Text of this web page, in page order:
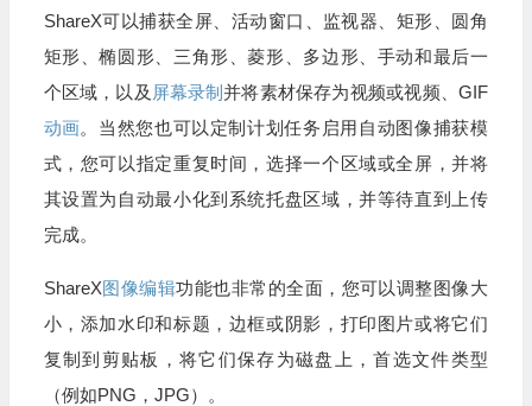
ShareX可以捕获全屏、活动窗口、监视器、矩形、圆角
矩形、椭圆形、三角形、菱形、多边形、手动和最后一
个区域，以及 屏幕录制 并将素材保存为视频或视频、GIF
动画。当然您也可以定制计划任务启用自动图像捕获模
式，您可以指定重复时间，选择一个区域或全屏，并将
其设置为自动最小化到系统托盘区域，并等待直到上传
完成。
ShareX图像编辑功能也非常的全面，您可以调整图像大
小，添加水印和标题，边框或阴影，打印图片或将它们
复制到剪贴板，将它们保存为磁盘上，首选文件类型
（例如PNG，JPG）。